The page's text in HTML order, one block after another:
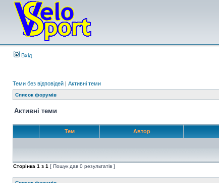
Вхід
Теми без відповідей | Активні теми
Список форумів
Активні теми
Тем Автор
Сторінка 1 з 1 [ Пошук дав 0 результатів ]